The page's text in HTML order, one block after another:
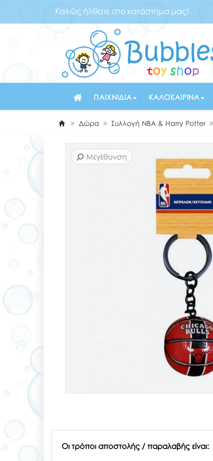
Καλώς ήλθατε στο κατάστημα μας!
ΠΑΙΧΝΊΔΙΑ ΚΑΛΟΚΑΙΡΙΝΆ
Δώρα Συλλογή NBA & Harry Potter
Μεγέθυνση
Οι τρόποι αποστολής / παραλαβής είναι: